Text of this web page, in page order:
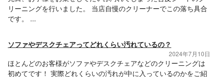
リーニングを行いました。 当店自慢のクリーナーでこの落ち具合
です。 ...
ソファやデスクチェアってどれくらい汚れているの？
2024年7月10日
ほとんどのお客様がソファやデスクチェアなどのクリーニングは
初めてです！ 実際どれくらいの汚れが中に入っているのかをご紹